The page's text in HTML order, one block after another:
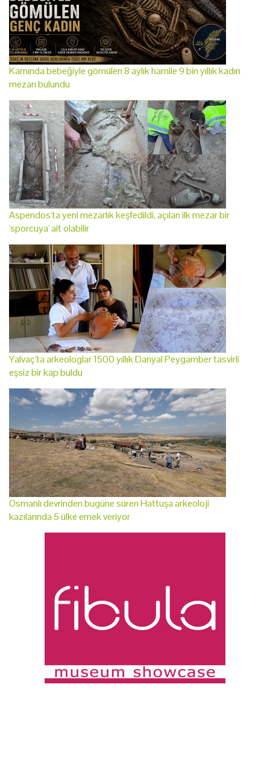
Karnında bebeğiyle gömülen 8 aylık hamile 9 bin yıllık kadın
mezarı bulundu
Aspendos'ta yeni mezarlık keşfedildi, açılan ilk mezar bir
'sporcuya' ait olabilir
Yalvaç'ta arkeologlar 1500 yıllık Danyal Peygamber tasvirli
eşsiz bir kap buldu
Osmanlı devrinden bugüne süren Hattuşa arkeoloji
kazılarında 5 ülke emek veriyor